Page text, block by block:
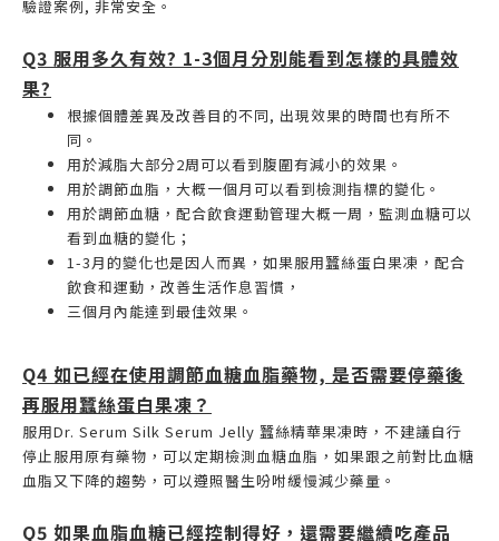
驗證案例, 非常安全。
Q3 服用多久有效? 1-3個月分別能看到怎樣的具體效
果?
根據個體差異及改善目的不同, 出現效果的時間也有所不
同。
用於減脂大部分2周可以看到腹圍有減小的效果。
用於調節血脂，大概一個月可以看到檢測指標的變化。
用於調節血糖，配合飲食運動管理大概一周，監測血糖可以
看到血糖的變化；
1-3月的變化也是因人而異，如果服用蠶絲蛋白果凍，配合
飲食和運動，改善生活作息習慣，
三個月內能達到最佳效果。
Q4 如已經在使用調節血糖血脂藥物, 是否需要停藥後
再服用蠶絲蛋白果凍？
服用Dr. Serum Silk Serum Jelly 蠶絲精華果凍時，不建議自行
停止服用原有藥物，可以定期檢測血糖血脂，如果跟之前對比血糖
血脂又下降的趨勢，可以遵照醫生吩咐緩慢減少藥量。
Q5 如果血脂血糖已經控制得好，還需要繼續吃產品